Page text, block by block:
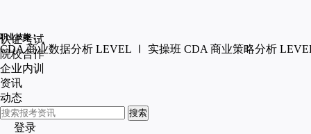
职业技能：
CDA 商业数据分析 LEVEL Ⅰ 实操班 CDA 商业策略分析
认证考试
院校合作
企业内训
资讯
动态
搜索
登录